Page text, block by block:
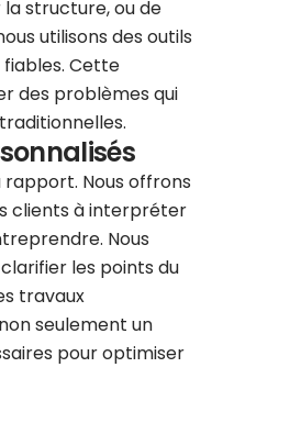
la structure, ou de
utilisons des outils
Cette
des problèmes qui
Nous offrons
clients à interpréter
Nous
les points du
travaux
seulement un
pour optimiser